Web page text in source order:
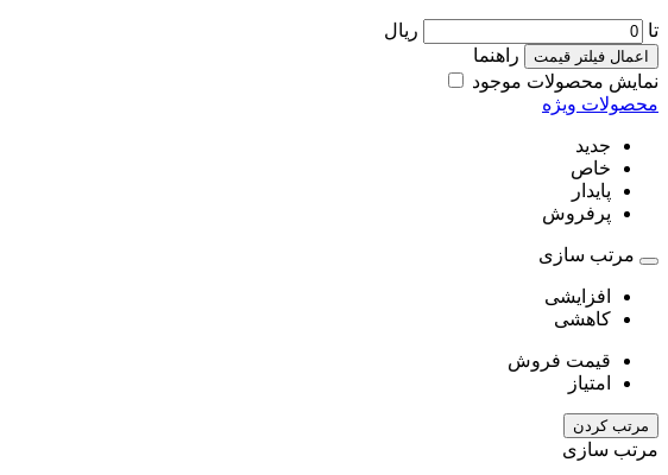
تا ریال
اعمال فیلتر قیمت
راهنما
نمایش محصولات موجود
محصولات ویژه
جدید
خاص
پایدار
پرفروش
مرتب سازی
افزایشی
کاهشی
قیمت فروش
امتیاز
مرتب کردن
مرتب سازی